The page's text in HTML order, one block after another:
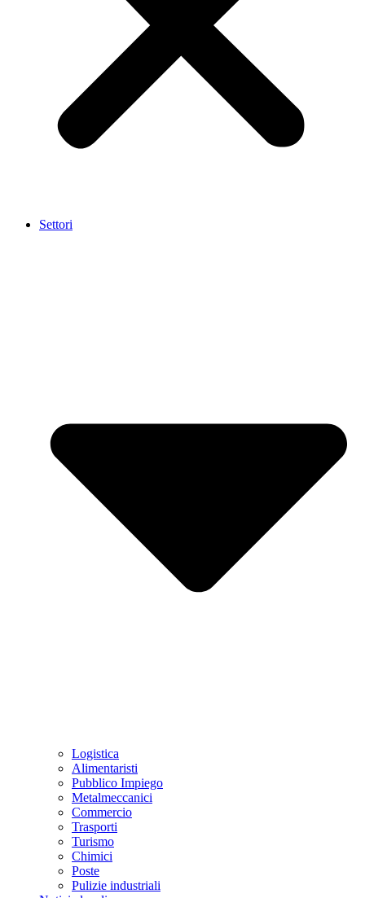
Settori
Logistica
Alimentaristi
Pubblico Impiego
Metalmeccanici
Commercio
Trasporti
Turismo
Chimici
Poste
Pulizie industriali